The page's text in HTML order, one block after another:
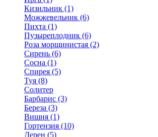
Кизильник (1)
Можжевельник (6)
Пихта (1)
Пузыреплодник (6)
Роза морщинистая (2)
Сирень (6)
Сосна (1)
Спирея (5)
Туя (8)
Солитер
Барбарис (3)
Береза (3)
Вишня (1)
Гортензия (10)
Дерен (5)